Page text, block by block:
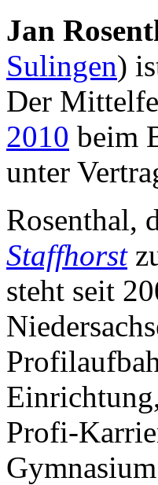
Jan
Sulingen)
Der
2010 beim
unter
Rosenthal,
Staffhorst
steht seit
Profi-